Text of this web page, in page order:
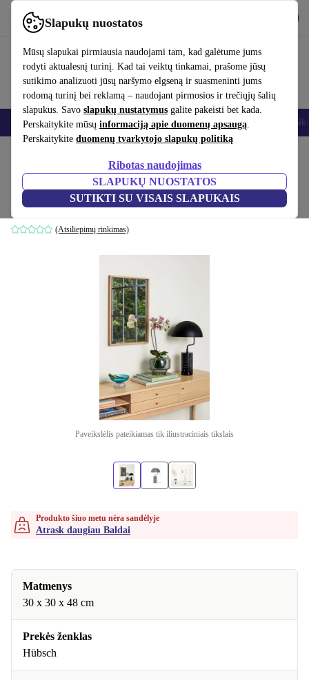
Slapukų nuostatos
Mūsų slapukai pirmiausia naudojami tam, kad galėtume jums
rodyti aktualesnį turinį. Kad tai veiktų tinkamai, prašome jūsų
sutikimo analizuoti jūsų naršymo elgseną ir suasmeninti jums
rodomą turinį bei reklamą – naudojant pirmosios ir trečiųjų šalių
slapukus. Savo slapukų nustatymus galite pakeisti bet kada.
Perskaitykite mūsų informaciją apie duomenų apsaugą.
Perskaitykite duomenų tvarkytojo slapukų politiką
Ribotas naudojimas
SLAPUKŲ NUOSTATOS
SUTIKTI SU VISAIS SLAPUKAIS
Naudok refurbed greitai ir paprastai
Išmanieji telefonai Nešiojamieji kompiuteriai Planšetės Išmanieji
Poise stalinis šviestuvas marmuras juodas
juoda
(Atsiliepimų rinkimas)
Paveikslėlis pateikiamas tik iliustraciniais tikslais
Produkto šiuo metu nėra sandėlyje
Atrask daugiau Baldai
Matmenys
30 x 30 x 48 cm
Prekės ženklas
Hübsch